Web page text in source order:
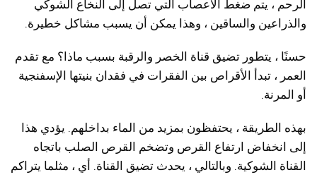
الرحم ، يتم ضغط الأعصاب التي تصل إلى النخاع الشوكي
والذراعين والساقين ، وهذا يمكن أن يسبب مشاكل خطيرة.
حسنًا ، يتطور تضيق قناة الخصر والرقبة بسبب ماذا؟ مع تقدم
العمر ، تبدأ الأقراص بين الفقرات في فقدان بنيتها الإسفنجية
أو المرنة.
بهذه الطريقة ، يحتفظون بمزيد من الماء بداخلهم. يؤدي هذا
إلى انخفاض ارتفاع القرص وتضخم القرص الصلب باتجاه
القناة الشوكية. وبالتالي ، يحدث تضيق القناة. أي ، مثلما يتراكم